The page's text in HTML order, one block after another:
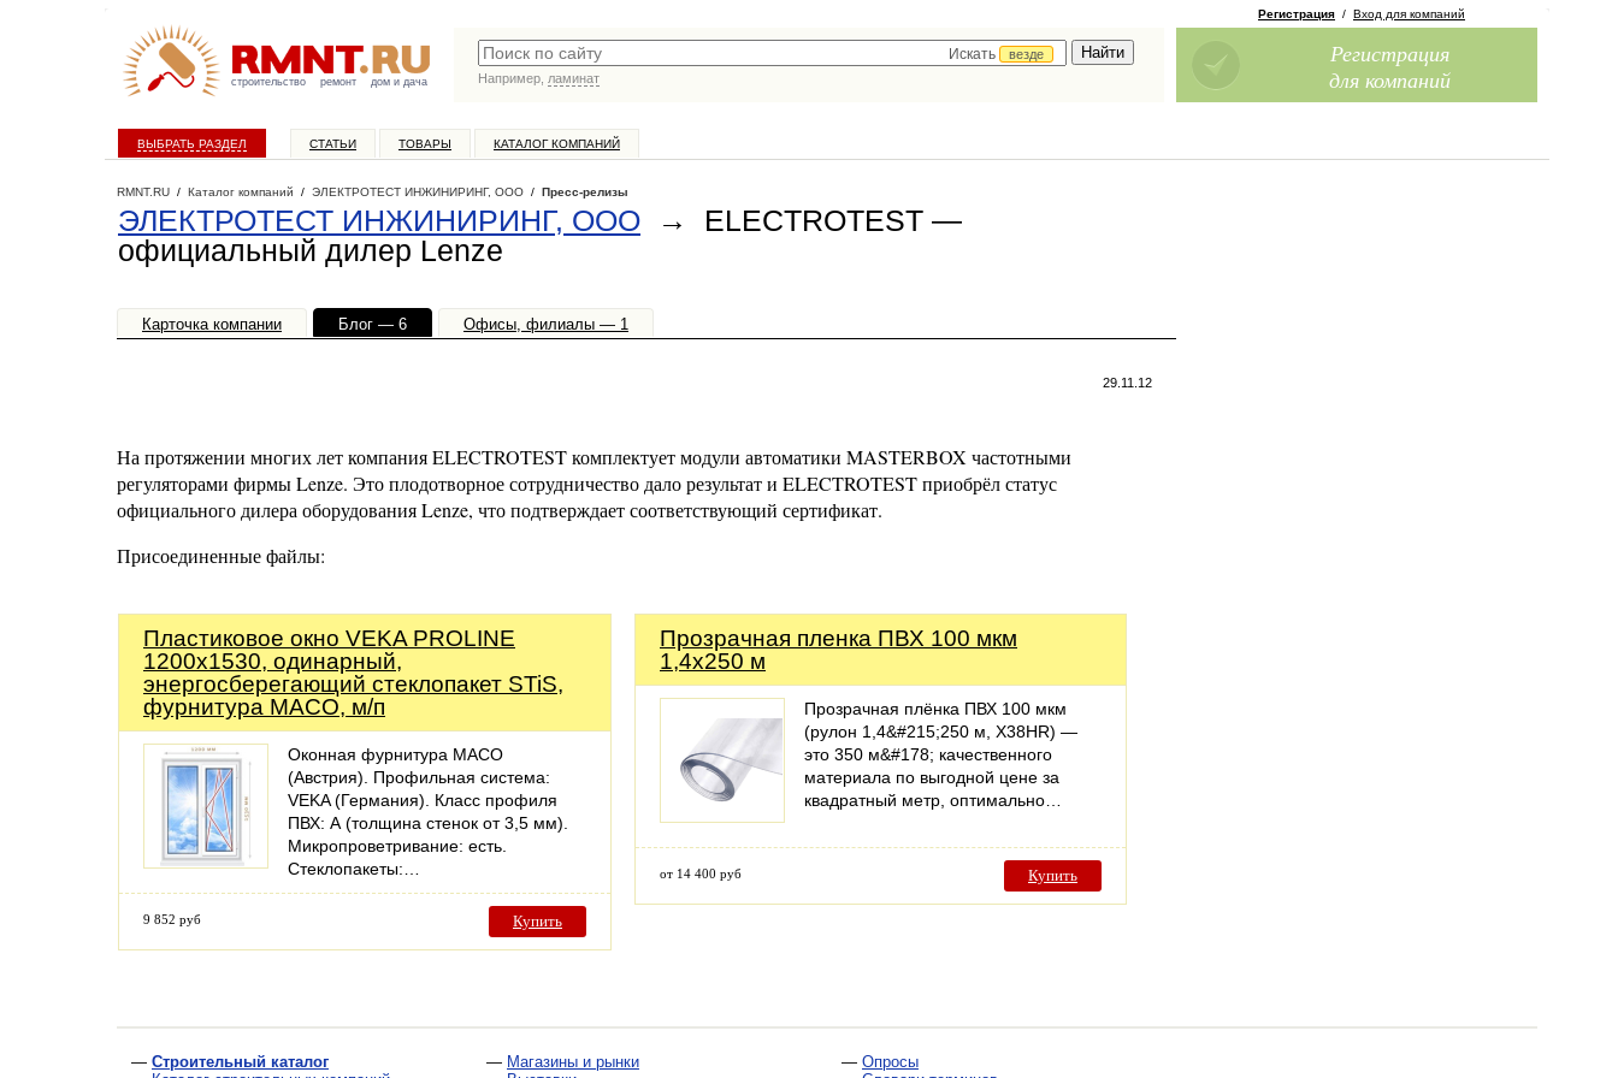
строительство ремонт дом и дача
Искать
везде
Например, ламинат
Регистрация / Вход для компаний
Регистрация
для компаний
ВЫБРАТЬ РАЗДЕЛ СТАТЬИ ТОВАРЫ КАТАЛОГ КОМПАНИЙ
RMNT.RU / Каталог компаний / ЭЛЕКТРОТЕСТ ИНЖИНИРИНГ, ООО / Пресс-релизы
ЭЛЕКТРОТЕСТ ИНЖИНИРИНГ, ООО → ELECTROTEST —
официальный дилер Lenze
Карточка компании Блог — 6 Офисы, филиалы — 1
29.11.12
На протяжении многих лет компания ELECTROTEST комплектует модули автоматики MASTERBOX частотными
регуляторами фирмы Lenze. Это плодотворное сотрудничество дало результат и ELECTROTEST приобрёл статус
официального дилера оборудования Lenze, что подтверждает соответствующий сертификат.
Присоединенные файлы:
Пластиковое окно VEKA PROLINE
1200х1530, одинарный,
энергосберегающий стеклопакет STiS,
фурнитура MACO, м/п
Оконная фурнитура MACO
(Австрия). Профильная система:
VEKA (Германия). Класс профиля
ПВХ: А (толщина стенок от 3,5 мм).
Микропроветривание: есть.
Стеклопакеты:…
9 852 руб Купить
Прозрачная пленка ПВХ 100 мкм
1,4х250 м
Прозрачная плёнка ПВХ 100 мкм
(рулон 1,4&#215;250 м, X38HR) —
это 350 м&#178; качественного
материала по выгодной цене за
квадратный метр, оптимально…
от 14 400 руб Купить
— Строительный каталог
— Магазины и рынки
— Опросы